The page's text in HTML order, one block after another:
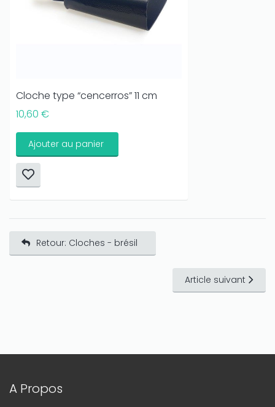
Cloche type “cencerros” 11 cm
10,60 €
Ajouter au panier
Retour: Cloches - brésil
Article suivant
A Propos